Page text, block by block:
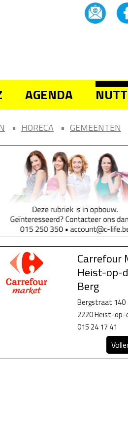
AGENDA
HORECA GEMEENTEN
Carrefour
Heist-op-
Berg
Bergstraat 140
2220 Heist-
015 24 17 41